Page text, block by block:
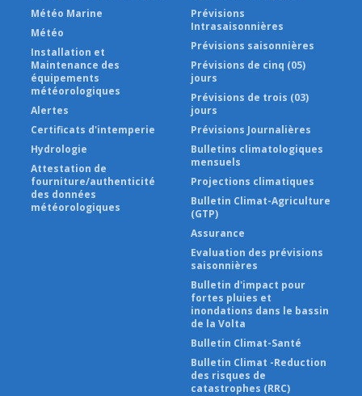
Météo Marine
Météo
Installation et
Maintenance des
équipements
météorologiques
Alertes
Certificats d'intemperie
Hydrologie
Attestation de
fourniture/authenticité
des données
météorologiques
Prévisions
Intrasaisonnières
Prévisions saisonnières
Prévisions de cinq (05)
jours
Prévisions de trois (03)
jours
Prévisions Journalières
Bulletins climatologiques
mensuels
Projections climatiques
Bulletin Climat-Agriculture
(GTP)
Assurance
Evaluation des prévisions
saisonnières
Bulletin d'impact pour
fortes pluies et
inondations dans le bassin
de la Volta
Bulletin Climat-Santé
Bulletin Climat -Reduction
des risques de
catastrophes (RRC)